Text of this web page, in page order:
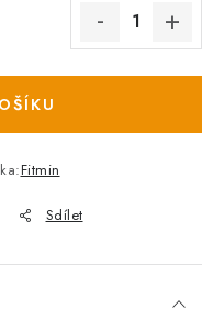
Fitmin
Sdílet